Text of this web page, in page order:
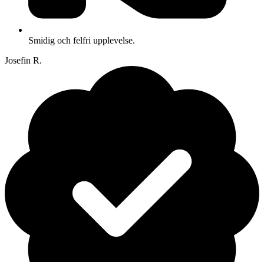
Smidig och felfri upplevelse.
Josefin R.